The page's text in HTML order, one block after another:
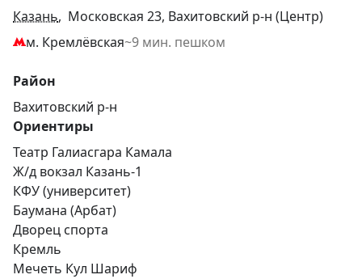
Казань, Московская 23, Вахитовский р-н (Центр)
м. Кремлёвская~9 мин. пешком
Район
Вахитовский р-н
Ориентиры
Театр Галиасгара Камала
Ж/д вокзал Казань-1
КФУ (университет)
Баумана (Арбат)
Дворец спорта
Кремль
Мечеть Кул Шариф